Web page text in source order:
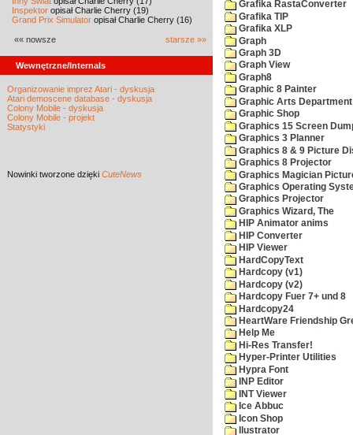
Inspektor opisał Charlie Cherry (19)
Grand Prix Simulator opisał Charlie Cherry (16)
«« nowsze starsze »»
Wewnętrzne/Internals
Organizowanie imprez Atari - dyskusja
Atari demoscene database - dyskusja
Colony Mobile - dyskusja
Colony Mobile - projekt
Statystyki
Nowinki tworzone dzięki CuteNews
Grafika RastaConverter
Grafika TIP
Grafika XLP
Graph
Graph 3D
Graph View
Graph8
Graphic 8 Painter
Graphic Arts Department
Graphic Shop
Graphics 15 Screen
Graphics 3 Planner
Graphics 8 & 9 Picture
Graphics 8 Projector
Graphics Magician
Graphics Operating
Graphics Projector
Graphics Wizard, The
HIP Animator anims
HIP Converter
HIP Viewer
HardCopyText
Hardcopy (v1)
Hardcopy (v2)
Hardcopy Fuer 7+ und 8
Hardcopy24
HeartWare Friendship
Help Me
Hi-Res Transfer!
Hyper-Printer Utilities
Hypra Font
INP Editor
INT Viewer
Ice Abbuc
Icon Shop
Ilustrator